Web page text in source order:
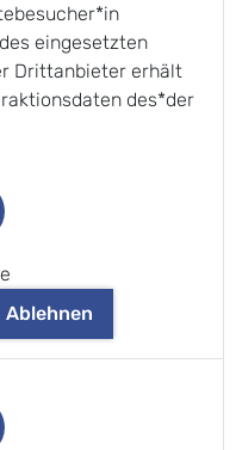
eingesetzten
Drittanbieter erhält
des*der
Ablehnen